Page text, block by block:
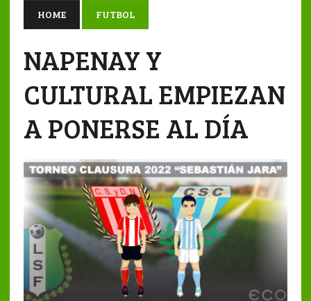
HOME FUTBOL
NAPENAY Y
CULTURAL EMPIEZAN
A PONERSE AL DÍA